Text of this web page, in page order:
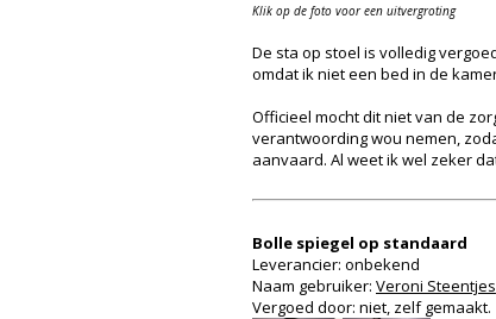
Klik op de foto voor een uitvergroting
De sta op stoel is volledig
omdat ik niet een bed in de
Officieel mocht dit niet van de
verantwoording wou nemen,
aanvaard. Al weet ik wel zeker
Bolle spiegel op standaard
Leverancier: onbekend
Naam gebruiker: Veroni Steentjes
Vergoed door: niet, zelf gemaakt.